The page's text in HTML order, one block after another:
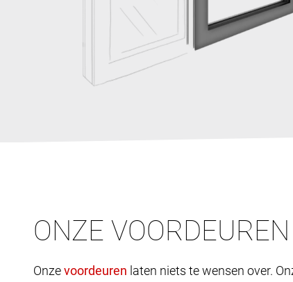
ONZE
Onze laten niets te wensen over.